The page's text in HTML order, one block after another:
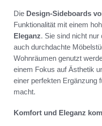
Die Design-Sideboards
Funktionalität mit einem
Eleganz. Sie sind nicht
auch durchdachte
Wohnräumen genutzt
einem Fokus auf Ästhetik
einer perfekten Ergänzung
macht.
Komfort und Eleganz